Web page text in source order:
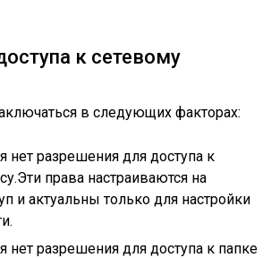
к сетевому
в следующих факторах:
нет разрешения для доступа к
права настраиваются на
и актуальны только для настройки
нет разрешения для доступа к папке